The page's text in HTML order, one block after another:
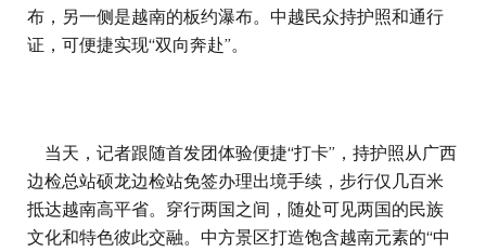
布，另一侧是越南的板约瀑布。中越民众持护照和通行
证，可便捷实现“双向奔赴”。
当天，记者跟随首发团体验便捷“打卡”，持护照从广西
边检总站硕龙边检站免签办理出境手续，步行仅几百米
抵达越南高平省。穿行两国之间，随处可见两国的民族
文化和特色彼此交融。中方景区打造饱含越南元素的“中